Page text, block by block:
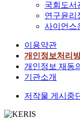
국회도서
연구윤리
사이언스
이용약관
개인정보처리
개인정보 재동
기관소개
저작물 게시중